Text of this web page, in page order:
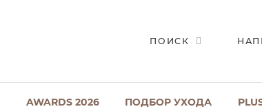
ПОИСК
AWARDS 2026 ПОДБОР УХОДА